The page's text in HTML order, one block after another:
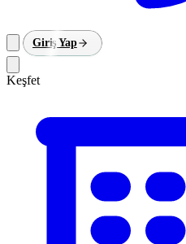
Giriş Yap
Keşfet